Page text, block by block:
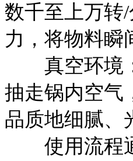
数千至上万转
力，将物料瞬
真空环境：
抽走锅内空气
品质地细腻、
使用流程通